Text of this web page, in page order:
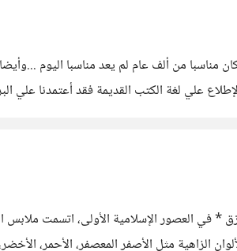
من ألف عام لم يعد مناسبا اليوم
لغة الكتب القديمة فقد أعتمدنا علي
* في العصور الإسلامية الأولى، اتسمت ملابس
الزاهية مثل الأصفر المعصفر، الأحمر،